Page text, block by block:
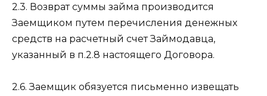
2.3. Возврат суммы займа производится
Заемщиком путем перечисления денежных
средств на расчетный счет Займодавца,
указанный в п.2.8 настоящего Договора.
2.6. Заемщик обязуется письменно извещать